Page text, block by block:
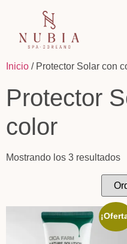
Inicio / Protector Solar con
Protector
color
Mostrando los 3 resultados